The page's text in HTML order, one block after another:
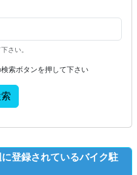
さい。
索ボタンを押して下さい
登録されているバイク駐